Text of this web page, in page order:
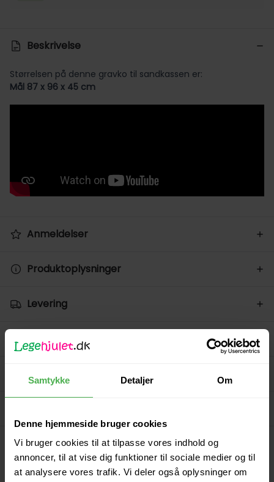
Samtykke Detaljer Om
Denne hjemmeside bruger cookies
Vi bruger cookies til at tilpasse vores indhold og
annoncer, til at vise dig funktioner til sociale medier og til
at analysere vores trafik. Vi deler også oplysninger om
Beskrivelse
Størrelsen på denne gravko til sandkassen er:
Mål 87 x 96 x 45 cm
Anmeldelser
Produktoplysninger
Levering
Returnering
Betaling
Lignende produkter